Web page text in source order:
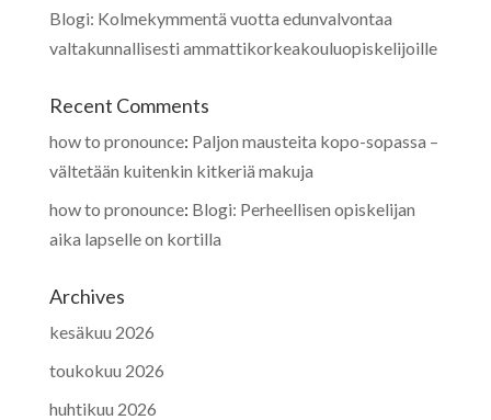
Blogi: Kolmekymmentä vuotta edunvalvontaa
valtakunnallisesti ammattikorkeakouluopiskelijoille
Recent Comments
how to pronounce: Paljon mausteita kopo-sopassa –
vältetään kuitenkin kitkeriä makuja
how to pronounce: Blogi: Perheellisen opiskelijan
aika lapselle on kortilla
Archives
kesäkuu 2026
toukokuu 2026
huhtikuu 2026